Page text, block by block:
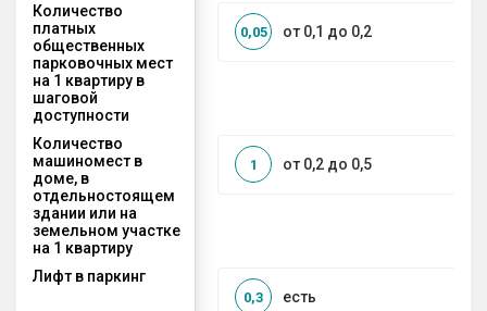
Количество
платных
общественных
парковочных мест
на 1 квартиру в
шаговой
доступности
от 0,1 до 0,2
0,05
Количество
машиномест в
доме, в
отдельностоящем
здании или на
земельном участке
на 1 квартиру
от 0,2 до 0,5
1
Лифт в паркинг
есть
0,3